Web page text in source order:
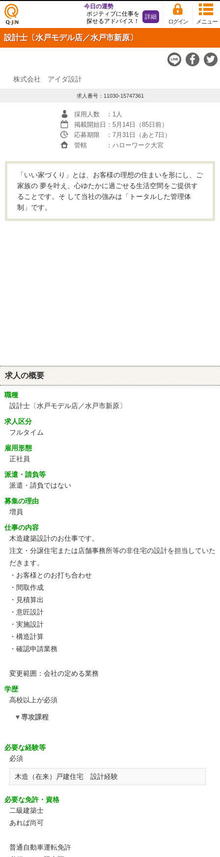
仕事
探し
の求
Q-JiN
メニュー
ログイン
今日の運勢
ポジティブに仕事を
探せるアドバイス！
詳細
設計士〔水戸モデル店／水戸市新原〕
株式会社 アイダ設計
求人番号：11030-15747361
採用人数
：1人
掲載開始日 ：5月14日（85日前）
応募期限
：7月31日（あと7日）
管轄
：ハローワーク大宮
「いい家づくり」とは、お客様の理想の住まいを形にし、ご
家族の 夢を叶え、心ゆたかに過ごせる生活空間をご提供す
ることです。そ して当社の強みは「トータルした管理体
制」です。
求人の概要
職種
設計士〔水戸モデル店／水戸市新原〕
求人区分
フルタイム
雇用形態
正社員
派遣・請負等
派遣・請負ではない
募集の理由
増員
仕事の内容
木造建築設計のお仕事です。
注文・分譲住宅または店舗事務所等の非住宅の設計を担当していた
だきます。
・お客様とのお打ち合わせ
・間取作成
・見積算出
・意匠設計
・実施設計
・構造計算
・確認申請業務
変更範囲：会社の定める業務
学歴
高校以上が必須
専攻課程
必要な経験等
必須
木造（在来）戸建住宅 設計経験
必要な免許・資格
二級建築士
あれば尚可
普通自動車運転免許